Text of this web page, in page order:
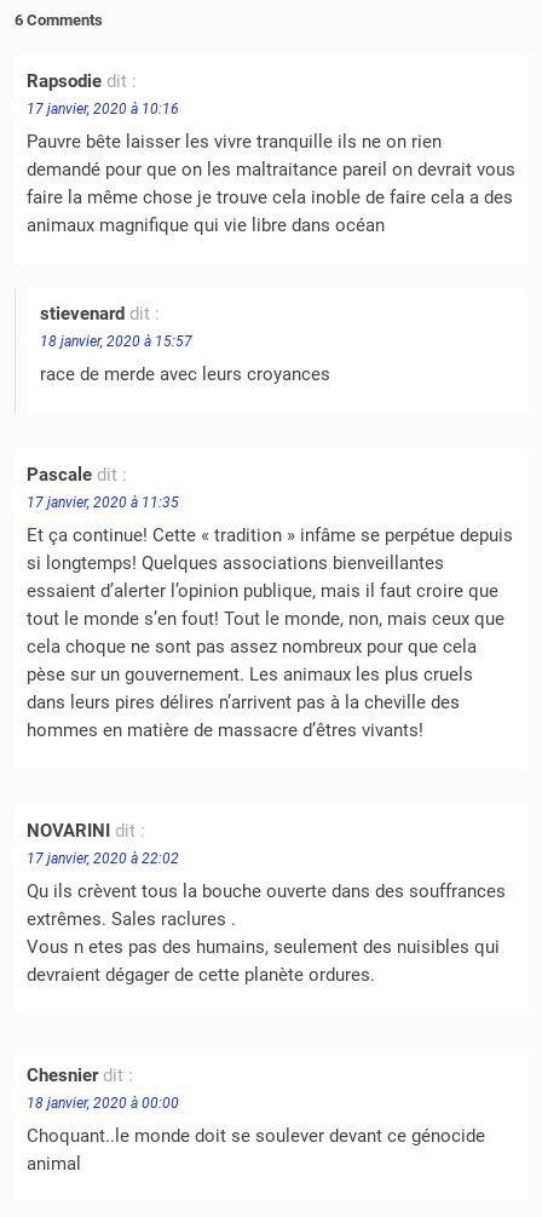
6 Comments
Rapsodie dit :
17 janvier, 2020 à 10:16
Pauvre bête laisser les vivre tranquille ils ne on rien
demandé pour que on les maltraitance pareil on devrait vous
faire la même chose je trouve cela inoble de faire cela a des
animaux magnifique qui vie libre dans océan
stievenard dit :
18 janvier, 2020 à 15:57
race de merde avec leurs croyances
Pascale dit :
17 janvier, 2020 à 11:35
Et ça continue! Cette « tradition » infâme se perpétue depuis
si longtemps! Quelques associations bienveillantes
essaient d’alerter l’opinion publique, mais il faut croire que
tout le monde s’en fout! Tout le monde, non, mais ceux que
cela choque ne sont pas assez nombreux pour que cela
pèse sur un gouvernement. Les animaux les plus cruels
dans leurs pires délires n’arrivent pas à la cheville des
hommes en matière de massacre d’êtres vivants!
NOVARINI dit :
17 janvier, 2020 à 22:02
Qu ils crèvent tous la bouche ouverte dans des souffrances
extrêmes. Sales raclures .
Vous n etes pas des humains, seulement des nuisibles qui
devraient dégager de cette planète ordures.
Chesnier dit :
18 janvier, 2020 à 00:00
Choquant..le monde doit se soulever devant ce génocide
animal